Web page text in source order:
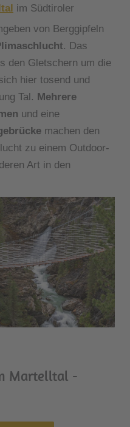
im Südtiroler
von Berggipfeln
. Das
den Gletschern um die
hier tosend und
Tal. Mehrere
und eine
machen den
zu einem Outdoor-
Art in den
Martelltal -